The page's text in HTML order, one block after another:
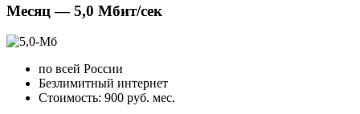
Месяц — 5,0 Мбит/сек
по всей России
Безлимитный интернет
Стоимость: 900 руб. мес.